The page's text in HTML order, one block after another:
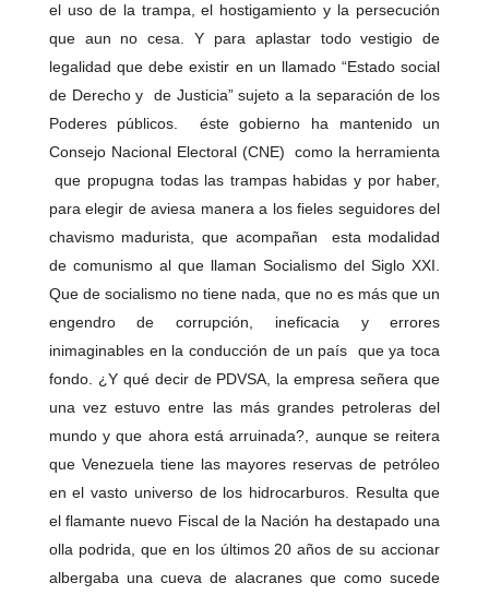
el uso de la trampa, el hostigamiento y la persecución
que aun no cesa. Y para aplastar todo vestigio de
legalidad que debe existir en un llamado “Estado social
de Derecho y de Justicia” sujeto a la separación de los
Poderes públicos. éste gobierno ha mantenido un
Consejo Nacional Electoral (CNE) como la herramienta
que propugna todas las trampas habidas y por haber,
para elegir de aviesa manera a los fieles seguidores del
chavismo madurista, que acompañan esta modalidad
de comunismo al que llaman Socialismo del Siglo XXI.
Que de socialismo no tiene nada, que no es más que un
engendro de corrupción, ineficacia y errores
inimaginables en la conducción de un país que ya toca
fondo. ¿Y qué decir de PDVSA, la empresa señera que
una vez estuvo entre las más grandes petroleras del
mundo y que ahora está arruinada?, aunque se reitera
que Venezuela tiene las mayores reservas de petróleo
en el vasto universo de los hidrocarburos. Resulta que
el flamante nuevo Fiscal de la Nación ha destapado una
olla podrida, que en los últimos 20 años de su accionar
albergaba una cueva de alacranes que como sucede